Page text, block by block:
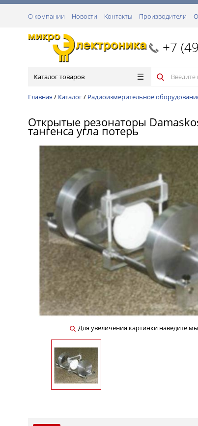
О компании Новости Контакты Производители
+7
Каталог товаров
Главная / Каталог/ Радиоизмерительное
Открытые резонаторы
тангенса угла потерь
Для увеличения картинки наведите